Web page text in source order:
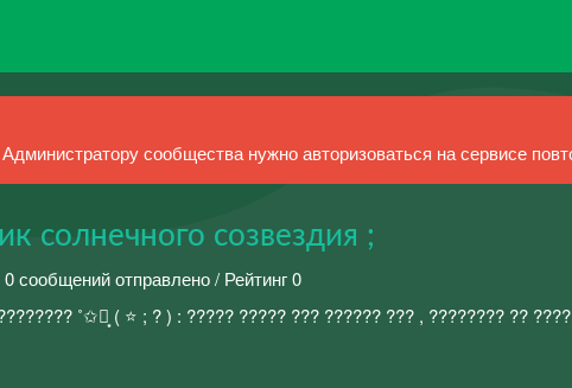
сообщества нужно авторизоваться на сервисе
солнечного созвездия ;
0 сообщений отправлено / Рейтинг 0
˚✩┊͙ ( ⭐️ ; ? ) : ????? ????? ??? ?????? ??? , ???????? ??